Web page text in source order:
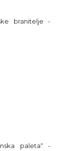
branitelje -
paleta“ -